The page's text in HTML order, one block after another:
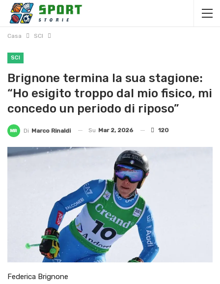
Casa SCI
SCI
Brignone termina la sua stagione:
“Ho esigito troppo dal mio fisico, mi
concedo un periodo di riposo”
Di Marco Rinaldi Su Mar 2, 2026 120
Federica Brignone